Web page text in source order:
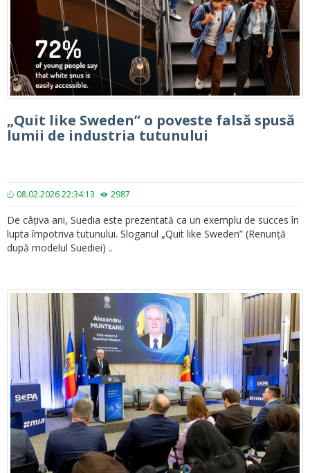
„Quit like Sweden” o poveste falsă spusă
lumii de industria tutunului
08.02.2026 22:34:13 2987
De câțiva ani, Suedia este prezentată ca un exemplu de succes în
lupta împotriva tutunului. Sloganul „Quit like Sweden” (Renunță
după modelul Suediei) ..